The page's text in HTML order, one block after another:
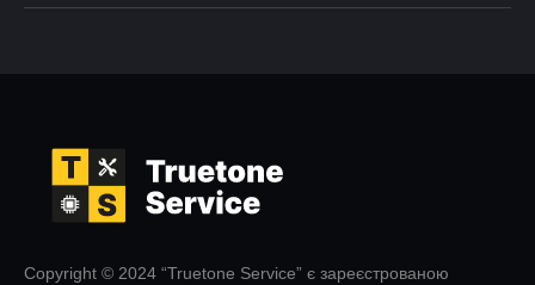
Copyright © 2024 “Truetone Service” є зареєстрованою